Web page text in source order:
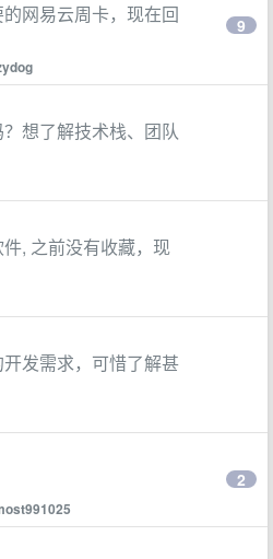
网易云周卡，现在回
9
想了解技术栈、团队
, 之前没有收藏，现
发需求，可惜了解甚
2